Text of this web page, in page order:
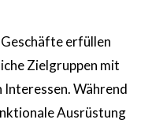
erfüllen
Zielgruppen mit
Während
Ausrüstung